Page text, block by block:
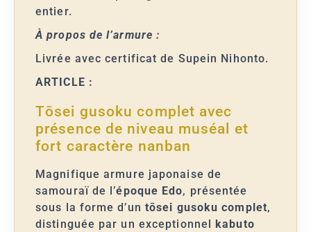
entier.
À propos de l’armure :
Livrée avec certificat de Supein Nihonto.
ARTICLE :
Tōsei gusoku complet avec
présence de niveau muséal et
fort caractère nanban
Magnifique armure japonaise de
samouraï de l’époque Edo, présentée
sous la forme d’un tōsei gusoku complet,
distinguée par un exceptionnel
kabuto